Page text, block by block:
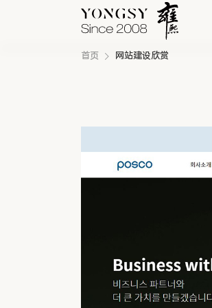
新能源案例
我们的业务
首页 网站建设欣赏